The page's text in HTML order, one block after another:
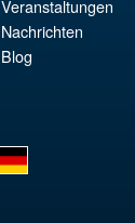
Veranstaltungen
Nachrichten
Blog